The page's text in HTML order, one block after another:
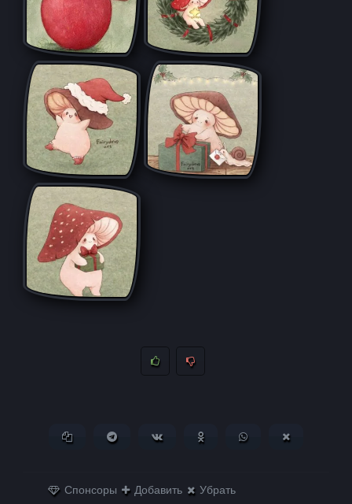
Копировать ссылкуПоделиться в Telegram
Поделиться ВКонтактеПоделиться в
Поделиться в
Спонсоры Добавить Убрать